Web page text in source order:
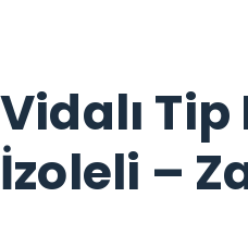
Vidalı
İzoleli –